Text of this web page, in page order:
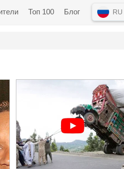
Топ 100 Блог RU